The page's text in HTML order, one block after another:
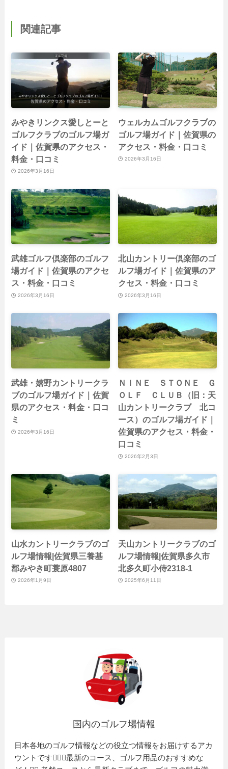
関連記事
みやきリンクス愛しとーと
ゴルフクラブのゴルフ場ガ
イド｜佐賀県のアクセス・
料金・口コミ
2026年3月16日
ウェルカムゴルフクラブの
ゴルフ場ガイド｜佐賀県の
アクセス・料金・口コミ
2026年3月16日
武雄ゴルフ倶楽部のゴルフ
場ガイド｜佐賀県のアクセ
ス・料金・口コミ
2026年3月16日
北山カントリー倶楽部のゴ
ルフ場ガイド｜佐賀県のア
クセス・料金・口コミ
2026年3月16日
武雄・嬉野カントリークラ
ブのゴルフ場ガイド｜佐賀
県のアクセス・料金・口コ
ミ
2026年3月16日
ＮＩＮＥ ＳＴＯＮＥ Ｇ
ＯＬＦ ＣＬＵＢ（旧：天
山カントリークラブ 北コ
ース）のゴルフ場ガイド｜
佐賀県のアクセス・料金・
口コミ
2026年2月3日
山水カントリークラブのゴ
ルフ場情報|佐賀県三養基
郡みやき町蓑原4807
2026年1月9日
天山カントリークラブのゴ
ルフ場情報|佐賀県多久市
北多久町小侍2318-1
2025年6月11日
国内のゴルフ場情報
日本各地のゴルフ情報などの役立つ情報をお届けするアカ
ウントです🏌️‍♂️⛳️最新のコース、ゴルフ用品のおすすめな